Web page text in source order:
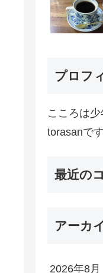
プロフ
こころは
torasanです
最近の
アーカ
2026年8月